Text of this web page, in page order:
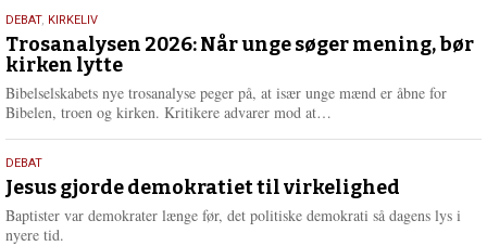
e
2.
juni
2026
DEBAT, KIRKELIV
Trosanalysen 2026: Når unge søger mening, bør
kirken lytte
Bibelselskabets nye trosanalyse peger på, at især unge mænd er åbne for
Bibelen, troen og kirken. Kritikere advarer mod at…
e
e
18.
maj
2026
DEBAT
Jesus gjorde demokratiet til virkelighed
Baptister var demokrater længe før, det politiske demokrati så dagens lys i
nyere tid.